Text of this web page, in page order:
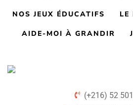
NOS JEUX ÉDUCATIFS LE
AIDE-MOI À GRANDIR
(+216) 52